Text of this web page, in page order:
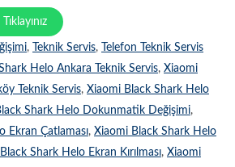
, Teknik Servis,
Telefon Teknik Servis
Helo Ankara Teknik Servis, Xiaomi
Teknik Servis, Xiaomi Black Shark Helo
Shark Helo Dokunmatik Değişimi,
Ekran Çatlaması, Xiaomi Black Shark Helo
Shark Helo Ekran Kırılması, Xiaomi